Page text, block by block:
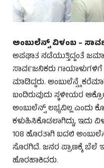
ಅಂಬುಲೆನ್ಸ್ ವಿಳಂಬ –
ಅಪಘಾತ ನಡೆಯುತ್ತಿದ್ದಂತೆ
ಸಾರ್ವಜನಿಕರು ಗಾಯಾಳುಗಳಿಗೆ
ಮಾಡಿದ್ದರು. ಅಂಬುಲೆನ್ಸ್ಗೆ
ಬಂದಿರುವುದು ಸ್ಥಳೀಯರ
ಅಂಬುಲೆನ್ಸ್ ಲಭ್ಯವಿಲ್ಲ ಎಂದು
ಕಳುಹಿಸಿಕೊಡಲಾಗಿದ್ದು, ಇದು
108 ಹೊರತಾಗಿ ಬದಲಿ
ಸೊರಗಿದೆ. ಜನರ ಪ್ರಾಣಕ್ಕೆ ಬೆಲೆ
ಹೊರಹಾಕಿದರು.